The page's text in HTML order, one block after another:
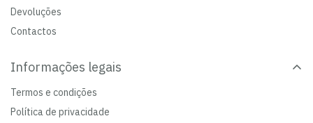
Devoluções
Contactos
Informações legais
Termos e condições
Política de privacidade